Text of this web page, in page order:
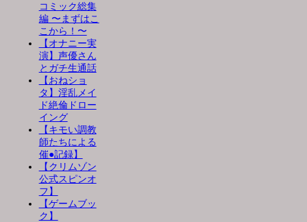
コミック総集
編 〜まずはこ
こから！〜
【オナニー実
演】声優さん
とガチ生通話
【おねショ
タ】淫乱メイ
ド絶倫ドロー
イング
【キモい調教
師たちによる
催●記録】
【クリムゾン
公式スピンオ
フ】
【ゲームブッ
ク】